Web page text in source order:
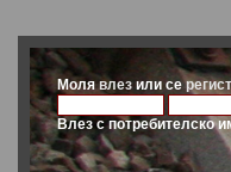
Молявлез или се
Влез с потребителско